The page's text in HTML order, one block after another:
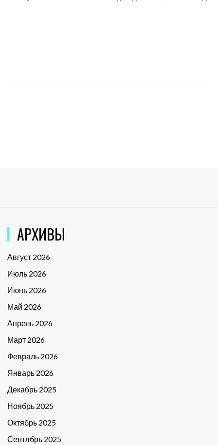
АРХИВЫ
Август 2026
Июль 2026
Июнь 2026
Май 2026
Апрель 2026
Март 2026
Февраль 2026
Январь 2026
Декабрь 2025
Ноябрь 2025
Октябрь 2025
Сентябрь 2025